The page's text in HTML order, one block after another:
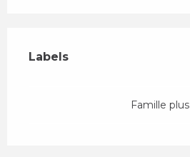
Labels
Labels
Famille plus